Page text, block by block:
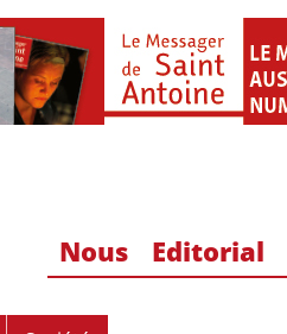
Nous Editorial